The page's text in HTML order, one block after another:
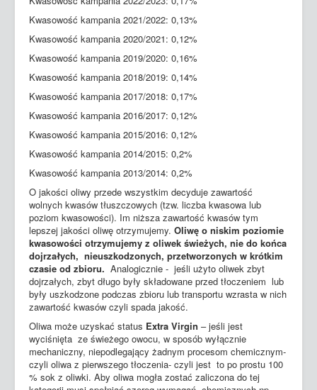
Kwasowość kampania 2021/2022: 0,13%
Kwasowość kampania 2020/2021: 0,12%
Kwasowość kampania 2019/2020: 0,16%
Kwasowość kampania 2018/2019: 0,14%
Kwasowość kampania 2017/2018: 0,17%
Kwasowość kampania 2016/2017: 0,12%
Kwasowość kampania 2015/2016: 0,12%
Kwasowość kampania 2014/2015: 0,2%
Kwasowość kampania 2013/2014: 0,2%
O jakości oliwy przede wszystkim decyduje zawartość
wolnych kwasów tłuszczowych (tzw. liczba kwasowa lub
poziom kwasowości). Im niższa zawartość kwasów tym
lepszej jakości oliwę otrzymujemy. Oliwę o niskim poziomie
kwasowości otrzymujemy z oliwek świeżych, nie do końca
dojrzałych, nieuszkodzonych, przetworzonych w krótkim
czasie od zbioru. Analogicznie - jeśli użyto oliwek zbyt
dojrzałych, zbyt długo były składowane przed tłoczeniem lub
były uszkodzone podczas zbioru lub transportu wzrasta w nich
zawartość kwasów czyli spada jakość.
Oliwa może uzyskać status Extra Virgin – jeśli jest
wyciśnięta ze świeżego owocu, w sposób wyłącznie
mechaniczny, niepodlegający żadnym procesom chemicznym-
czyli oliwa z pierwszego tłoczenia- czyli jest to po prostu 100
% sok z oliwki. Aby oliwa mogła zostać zaliczona do tej